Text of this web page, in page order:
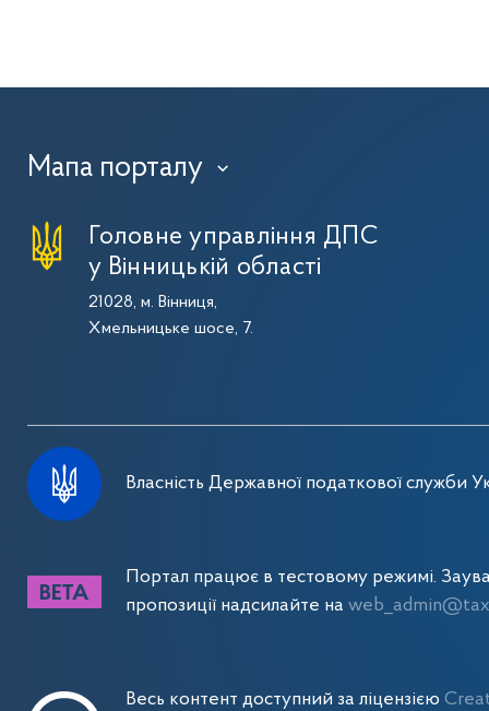
Мапа порталу ›
Головне управління ДПС
у Вінницькій області
21028, м. Вінниця,
Хмельницьке шосе, 7.
Власність Державної податкової служби
Портал працює в тестовому режимі.
пропозиції надсилайте на
Весь контент доступний за ліцензією